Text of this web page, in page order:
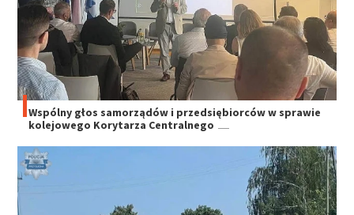
Wspólny głos samorządów i przedsiębiorców w sprawie
kolejowego Korytarza Centralnego